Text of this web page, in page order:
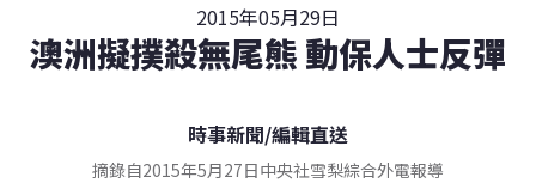
2015年05月29日
澳洲擬撲殺無尾熊 動保人士反彈
時事新聞/編輯直送
摘錄自2015年5月27日中央社雪梨綜合外電報導